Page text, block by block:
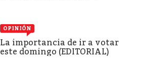
OPINIÓN
La importancia de ir a votar
este domingo (EDITORIAL)